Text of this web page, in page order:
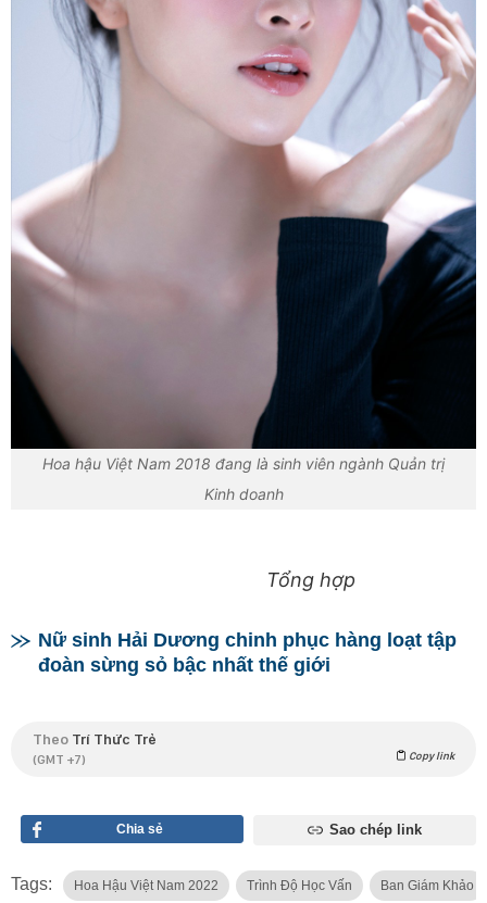
Hoa hậu Việt Nam 2018 đang là sinh viên ngành Quản trị
Kinh doanh
Tổng hợp
Nữ sinh Hải Dương chinh phục hàng loạt tập
đoàn sừng sỏ bậc nhất thế giới
Theo Trí Thức Trẻ
(GMT +7) Copy link
Chia sẻ Sao chép link
Tags: Hoa Hậu Việt Nam 2022 Trình Độ Học Vấn Ban Giám Khảo